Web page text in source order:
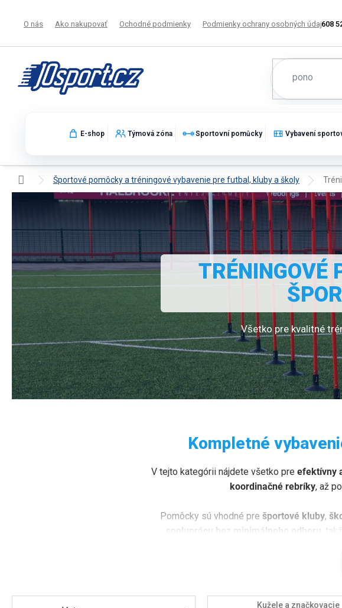
608
O nás Ako nakupovať Ochodné podmienky Podmienky ochrany osobných údajov
E-shop Týmová zóna Sportovní pomůcky Vybavení
DomovŠportové pomôcky a tréningové vybavenie pre futbal, kluby a školy
Tréningové pomôcky – vybavenie pre kluby,
TRÉNINGOVÉ
Všetko pre kvalitné
Kompletné
V tejto kategórii nájdete všetko pre efektívny
koordinačné rebríky, až po
Pomôcky sú vhodné pre športové kluby,
spoluprácu bez minimálneho odberu
,
Kužele a značkovacie